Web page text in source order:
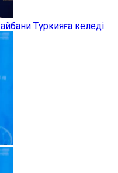
Түркияға келеді